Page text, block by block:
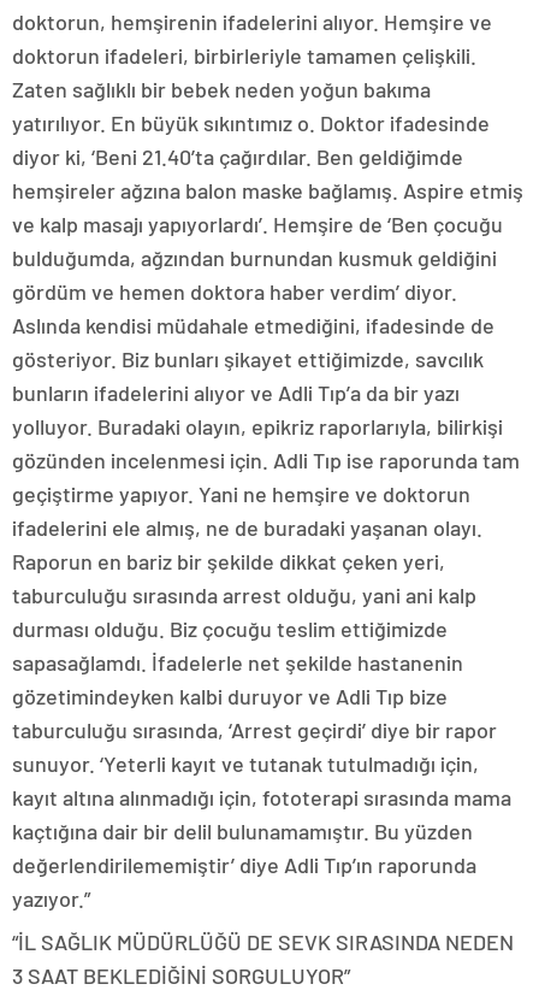
doktorun, hemşirenin ifadelerini alıyor. Hemşire ve
doktorun ifadeleri, birbirleriyle tamamen çelişkili.
Zaten sağlıklı bir bebek neden yoğun bakıma
yatırılıyor. En büyük sıkıntımız o. Doktor ifadesinde
diyor ki, ‘Beni 21.40’ta çağırdılar. Ben geldiğimde
hemşireler ağzına balon maske bağlamış. Aspire etmiş
ve kalp masajı yapıyorlardı’. Hemşire de ‘Ben çocuğu
bulduğumda, ağzından burnundan kusmuk geldiğini
gördüm ve hemen doktora haber verdim’ diyor.
Aslında kendisi müdahale etmediğini, ifadesinde de
gösteriyor. Biz bunları şikayet ettiğimizde, savcılık
bunların ifadelerini alıyor ve Adli Tıp’a da bir yazı
yolluyor. Buradaki olayın, epikriz raporlarıyla, bilirkişi
gözünden incelenmesi için. Adli Tıp ise raporunda tam
geçiştirme yapıyor. Yani ne hemşire ve doktorun
ifadelerini ele almış, ne de buradaki yaşanan olayı.
Raporun en bariz bir şekilde dikkat çeken yeri,
taburculuğu sırasında arrest olduğu, yani ani kalp
durması olduğu. Biz çocuğu teslim ettiğimizde
sapasağlamdı. İfadelerle net şekilde hastanenin
gözetimindeyken kalbi duruyor ve Adli Tıp bize
taburculuğu sırasında, ‘Arrest geçirdi’ diye bir rapor
sunuyor. ‘Yeterli kayıt ve tutanak tutulmadığı için,
kayıt altına alınmadığı için, fototerapi sırasında mama
kaçtığına dair bir delil bulunamamıştır. Bu yüzden
değerlendirilememiştir’ diye Adli Tıp’ın raporunda
yazıyor.”
“İL SAĞLIK MÜDÜRLÜĞÜ DE SEVK SIRASINDA NEDEN
3 SAAT BEKLEDİĞİNİ SORGULUYOR”